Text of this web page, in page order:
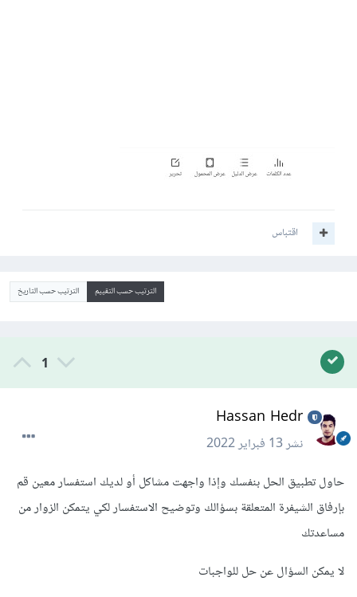
اقتباس
الترتيب حسب التقييم الترتيب حسب التاريخ
1
Hassan Hedr
نشر13 فبراير 2022
حاول تطبيق الحل بنفسك وإذا واجهت مشاكل أو لديك استفسار معين قم
بإرفاق الشيفرة المتعلقة بسؤالك وتوضيح الاستفسار لكي يتمكن الزوار من
مساعدتك
لا يمكن السؤال عن حل للواجبات